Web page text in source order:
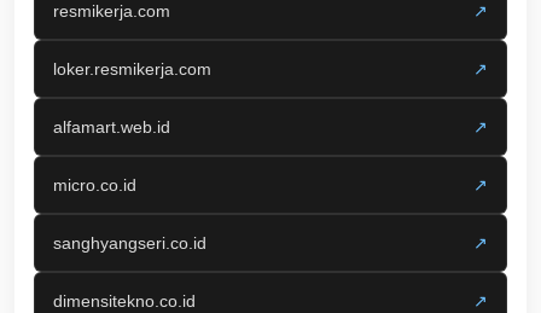
resmikerja.com ↗
loker.resmikerja.com ↗
alfamart.web.id ↗
micro.co.id ↗
sanghyangseri.co.id ↗
dimensitekno.co.id ↗